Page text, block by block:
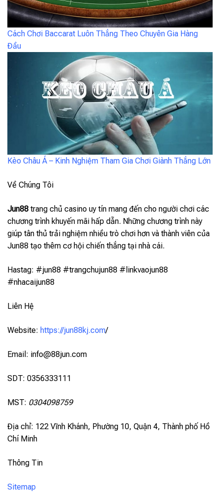
Cách Chơi Baccarat Luôn Thắng Theo Chuyên Gia Hàng
Đầu
Kèo Châu Á – Kinh Nghiệm Tham Gia Chơi Giành Thắng Lớn
Về Chúng Tôi
Jun88 trang chủ casino uy tín mang đến cho người chơi các
chương trình khuyến mãi hấp dẫn. Những chương trình này
giúp tân thủ trải nghiệm nhiều trò chơi hơn và thành viên của
Jun88 tạo thêm cơ hội chiến thắng tại nhà cái.
Hastag: #jun88 #trangchujun88 #linkvaojun88
#nhacaijun88
Liên Hệ
Website: https://jun88kj.com/
Email: info@88jun.com
SDT: 0356333111
MST: 0304098759
Địa chỉ: 122 Vĩnh Khánh, Phường 10, Quận 4, Thành phố Hồ
Chí Minh
Thông Tin
Sitemap